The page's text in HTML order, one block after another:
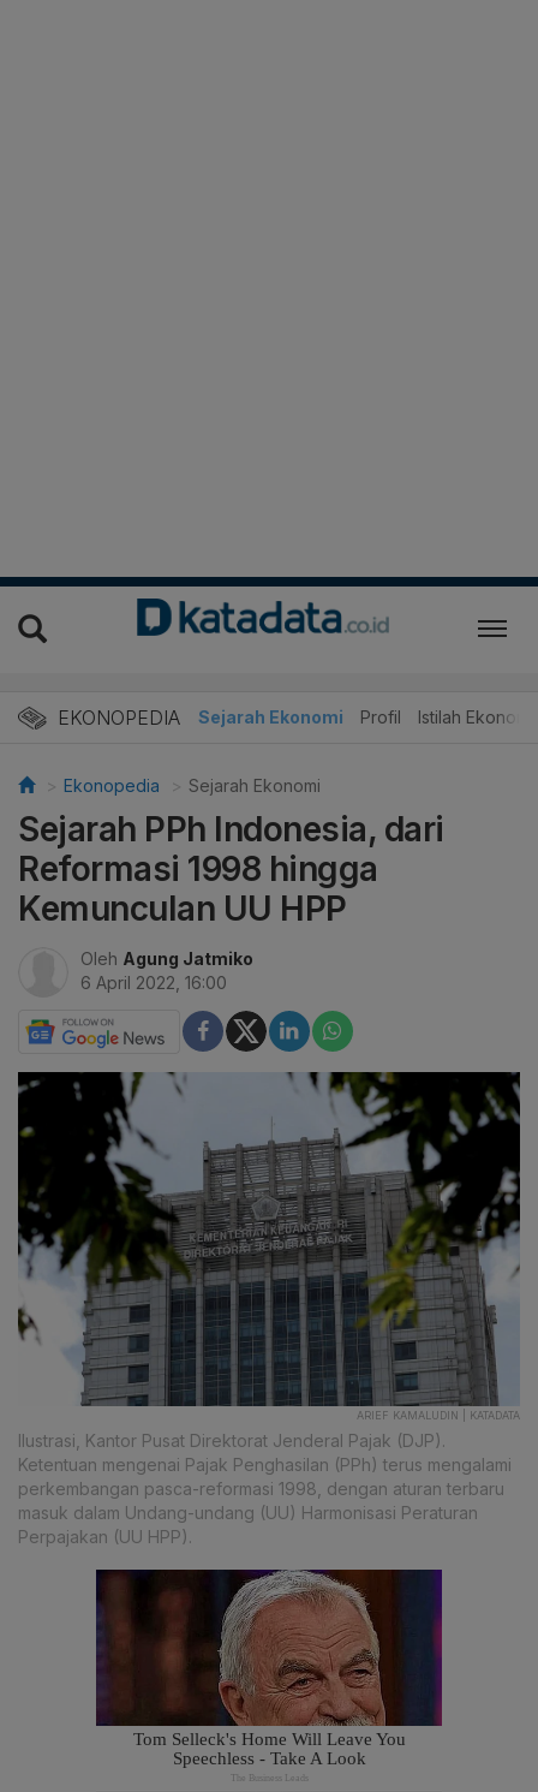
EKONOPEDIA Sejarah Ekonomi Profil Istilah Ekonomi
Ekonopedia Sejarah Ekonomi
Sejarah PPh Indonesia, dari
Reformasi 1998 hingga
Kemunculan UU HPP
Oleh Agung Jatmiko
6 April 2022, 16:00
ARIEF KAMALUDIN | KATADATA
Ilustrasi, Kantor Pusat Direktorat Jenderal Pajak (DJP).
Ketentuan mengenai Pajak Penghasilan (PPh) terus mengalami
perkembangan pasca-reformasi 1998, dengan aturan terbaru
masuk dalam Undang-undang (UU) Harmonisasi Peraturan
Perpajakan (UU HPP).